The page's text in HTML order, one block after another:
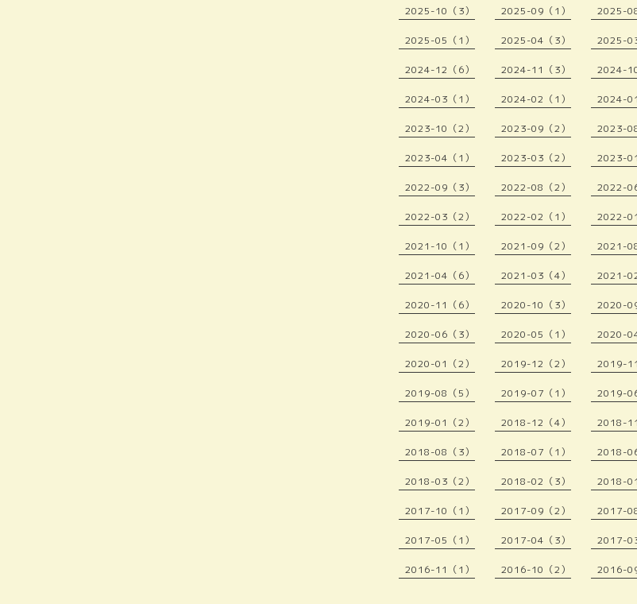
2025-10（3） 2025-09（1） 2025-
2025-05（1） 2025-04（3） 2025-
2024-12（6） 2024-11（3） 2024-
2024-03（1） 2024-02（1） 2024-
2023-10（2） 2023-09（2） 2023-
2023-04（1） 2023-03（2） 2023-
2022-09（3） 2022-08（2） 2022-
2022-03（2） 2022-02（1） 2022-
2021-10（1） 2021-09（2） 2021-
2021-04（6） 2021-03（4） 2021-
2020-11（6） 2020-10（3） 2020-
2020-06（3） 2020-05（1） 2020-
2020-01（2） 2019-12（2） 2019-
2019-08（5） 2019-07（1） 2019-
2019-01（2） 2018-12（4） 2018-
2018-08（3） 2018-07（1） 2018-
2018-03（2） 2018-02（3） 2018-
2017-10（1） 2017-09（2） 2017-
2017-05（1） 2017-04（3） 2017-
2016-11（1） 2016-10（2） 2016-